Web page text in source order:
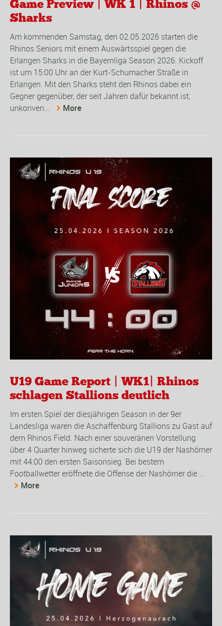
Game Preview | WK 1 | Rhinos @
Sharks
Am kommenden Samstag, den 02.05.2026 starten die
Rhinos Seniors mit einem Auswärtsspiel gegen die
Erlangen Sharks in die Bayernliga Season 2026. Kickoff
ist um 15:00 Uhr an der Kurt-Schumacher Straße in
Erlangen. Mit den Sharks steht den Rhinos dabei ein
Gegner gegenüber, der seit Jahren dafür bekannt ist,
unkonven...
More
U19 Game Report | WK1| Rhinos
schlagen Stallions deutlich
Im ersten Spiel der diesjährigen Season in der 9er
Landesliga waren die Aschaffenburg Stallions zu Gast auf
dem Rhinos Field. Nach einer souveränen Vorstellung
über 4 Quarter hinweg sicherte sich die U19 der Nashörner
mit 44:00 den ersten Saisonsieg. Bei bestem
Footballwetter eröffnete die Offense der Nashörner die ...
More